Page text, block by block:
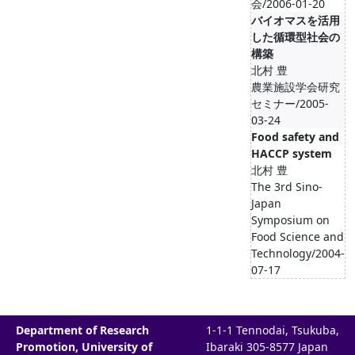
会/2006-01-20
バイオマスを活用
した循環型社会の
構築
北村 豊
農業施設学会研究
セミナー/2005-
03-24
Food safety and
HACCP system
北村 豊
The 3rd Sino-
Japan
Symposium on
Food Science and
Technology/2004-
07-17
Department of Research
Promotion, University of
1-1-1 Tennodai, Tsukuba,
Ibaraki 305-8577 Japan